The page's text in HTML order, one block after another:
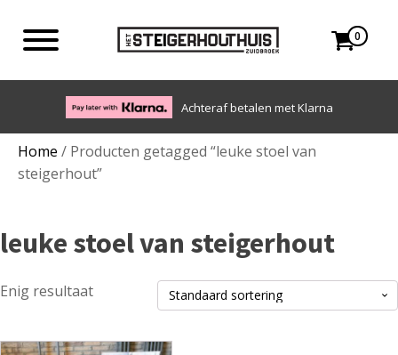
0
Achteraf betalen met Klarna
Home / Producten getagged “leuke stoel van
steigerhout”
leuke stoel van steigerhout
Enig resultaat
Dit